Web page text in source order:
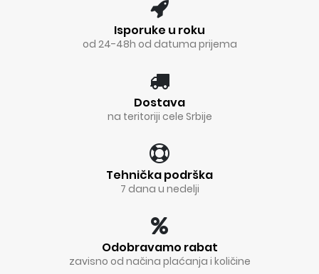
Isporuke u roku
od 24-48h od datuma prijema
Dostava
na teritoriji cele Srbije
Tehnička podrška
7 dana u nedelji
Odobravamo rabat
zavisno od načina plaćanja i količine